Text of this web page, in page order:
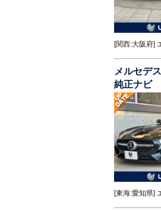
[関西:大阪府]
メルセデ
純正ナビ
ット Ｅ
[東海:愛知県